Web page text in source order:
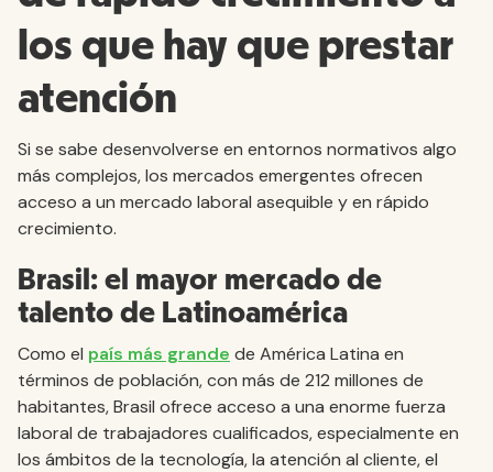
los que hay que prestar
atención
Si se sabe desenvolverse en entornos normativos algo
más complejos, los mercados emergentes ofrecen
acceso a un mercado laboral asequible y en rápido
crecimiento.
Brasil: el mayor mercado de
talento de Latinoamérica
Como el país más grande de América Latina en
términos de población, con más de 212 millones de
habitantes, Brasil ofrece acceso a una enorme fuerza
laboral de trabajadores cualificados, especialmente en
los ámbitos de la tecnología, la atención al cliente, el